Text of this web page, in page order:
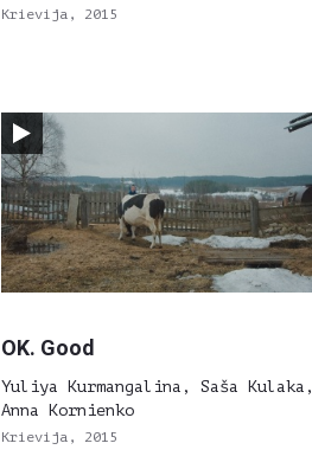
Krievija, 2015
OK. Good
Yuliya Kurmangalina, Saša Kulaka,
Anna Kornienko
Krievija, 2015